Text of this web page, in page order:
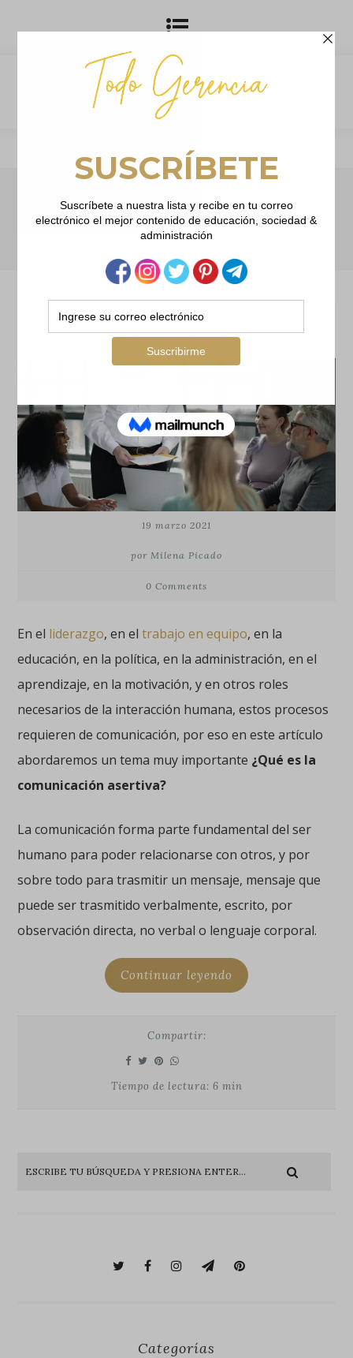
Browsing Tag
comunicacion
DESARROLLO PERSONAL
¿Qué es la comunicación asertiva?
19 marzo 2021
por Milena Picado
0 Comments
En el liderazgo, en eltrabajo en equipo, en la
educación, en la política, en la administración, en el
aprendizaje, en la motivación, y en otros roles
necesarios de la interacción humana, estos procesos
requieren de comunicación, por eso en este artículo
abordaremos un tema muy importante ¿Qué es la
comunicación asertiva?
La comunicación forma parte fundamental del ser
humano para poder relacionarse con otros, y por
sobre todo para trasmitir un mensaje, mensaje que
puede ser trasmitido verbalmente, escrito, por
observación directa, no verbal o lenguaje corporal.
Continuar leyendo
Compartir:
Tiempo de lectura: 6 min
Categorías